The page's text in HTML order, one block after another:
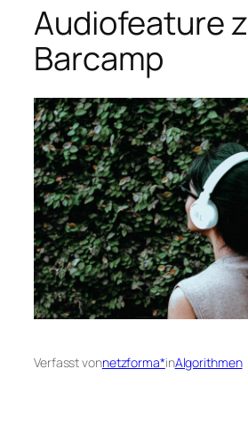
Audiofeature
Barcamp
Verfasst vonnetzforma*inAlgorithmen